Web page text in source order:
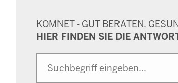
KOMNET - GUT BERATEN.
HIER FINDEN SIE DIE